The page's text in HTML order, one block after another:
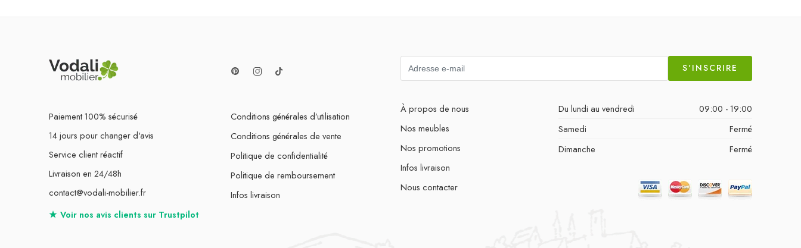
Paiement 100% sécurisé
14 jours pour changer d'avis
Service client réactif
Livraison en 24/48h
contact@vodali-mobilier.fr
Conditions générales d’utilisation
Conditions générales de vente
Politique de confidentialité
Politique de remboursement
Infos livraison
S'INSCRIRE
À propos de nous
Nos meubles
Nos promotions
Infos livraison
Nous contacter
Du lundi au vendredi
09:00 - 19:00
Samedi
Fermé
Dimanche
Fermé
★ Voir nos avis clients sur Trustpilot